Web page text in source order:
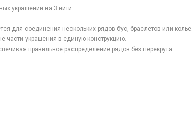
украшений на 3 нити.
для соединения нескольких рядов бус, браслетов или колье.
части украшения в единую конструкцию.
правильное распределение рядов без перекрута.